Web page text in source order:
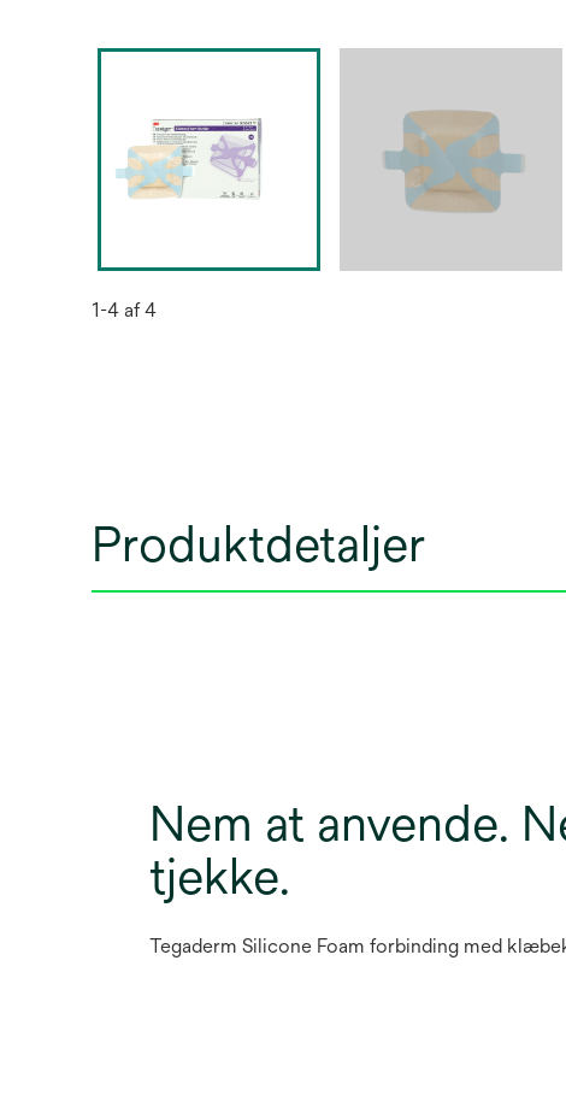
1-4 af 4
Produktdetaljer
Nem at anvende.
tjekke.
Tegaderm Silicone Foam forbinding med